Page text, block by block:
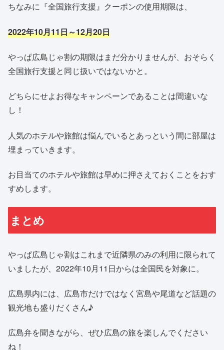
ちなみに『全国旅行支援』クーポンの使用期限は、
2022年10月11日～12月20日
やっぱ広島じゃ割の期限はまだ分かりませんが、おそらく
全国旅行支援と同じ扱いではないかと。
どちらにせよお得なキャンペーンであることは間違いな
し！
人気のホテルや旅館は悩んでいるとあっという間に部屋は
埋まっていきます。
お目当てのホテルや旅館は早めに押さえておくことをおす
すめします。
まとめ
やっぱ広島じゃ割はこれまで近隣県のみの利用に限られて
いましたが、2022年10月11日からは全国民を対象に。
広島県内には、広島市だけではなく宮島や尾道など話題の
観光地も盛りだくさん♪
広島弁を聞きながら、ぜひ広島の旅を楽しんでください
ね！